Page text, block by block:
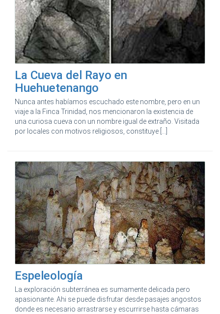
La Cueva del Rayo en
Huehuetenango
Nunca antes habíamos escuchado este nombre, pero en un
viaje a la Finca Trinidad, nos mencionaron la existencia de
una curiosa cueva con un nombre igual de extraño. Visitada
por locales con motivos religiosos, constituye [...]
Espeleología
La exploración subterránea es sumamente delicada pero
apasionante. Ahi se puede disfrutar desde pasajes angostos
donde es necesario arrastrarse y escurrirse hasta cámaras